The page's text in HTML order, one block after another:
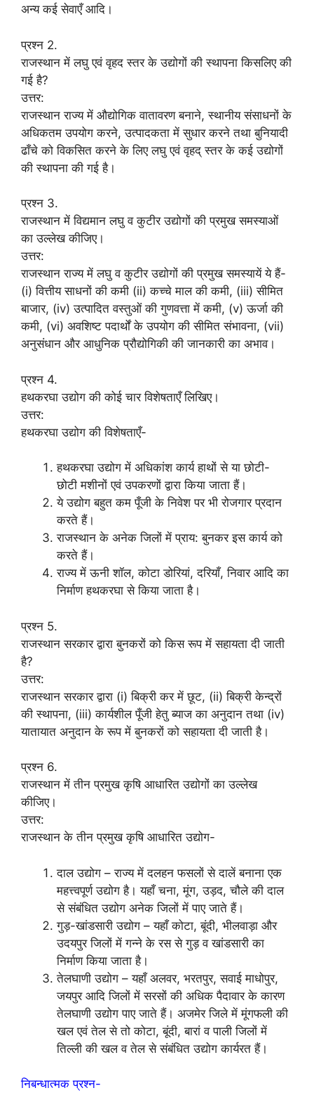
अन्य कई सेवाएँ आदि।
प्रश्न 2.
राजस्थान में लघु एवं वृहद स्तर के उद्योगों की स्थापना किसलिए की
गई है?
उत्तर:
राजस्थान राज्य में औद्योगिक वातावरण बनाने, स्थानीय संसाधनों के
अधिकतम उपयोग करने, उत्पादकता में सुधार करने तथा बुनियादी
ढाँचे को विकसित करने के लिए लघु एवं वृहद् स्तर के कई उद्योगों
की स्थापना की गई है।
प्रश्न 3.
राजस्थान में विद्यमान लघु व कुटीर उद्योगों की प्रमुख समस्याओं
का उल्लेख कीजिए।
उत्तर:
राजस्थान राज्य में लघु व कुटीर उद्योगों की प्रमुख समस्यायें ये हैं-
(i) वित्तीय साधनों की कमी (ii) कच्चे माल की कमी, (iii) सीमित
बाजार, (iv) उत्पादित वस्तुओं की गुणवत्ता में कमी, (v) ऊर्जा की
कमी, (vi) अवशिष्ट पदार्थों के उपयोग की सीमित संभावना, (vii)
अनुसंधान और आधुनिक प्रौद्योगिकी की जानकारी का अभाव।
प्रश्न 4.
हथकरघा उद्योग की कोई चार विशेषताएँ लिखिए।
उत्तर:
हथकरघा उद्योग की विशेषताएँ-
हथकरघा उद्योग में अधिकांश कार्य हाथों से या छोटी-
छोटी मशीनों एवं उपकरणों द्वारा किया जाता हैं।
ये उद्योग बहुत कम पूँजी के निवेश पर भी रोजगार प्रदान
करते हैं।
राजस्थान के अनेक जिलों में प्राय: बुनकर इस कार्य को
करते हैं।
राज्य में ऊनी शॉल, कोटा डोरियां, दरियाँ, निवार आदि का
निर्माण हथकरघा से किया जाता है।
प्रश्न 5.
राजस्थान सरकार द्वारा बुनकरों को किस रूप में सहायता दी जाती
है?
उत्तर:
राजस्थान सरकार द्वारा (i) बिक्री कर में छूट, (ii) बिक्री केन्द्रों
की स्थापना, (iii) कार्यशील पूँजी हेतु ब्याज का अनुदान तथा (iv)
यातायात अनुदान के रूप में बुनकरों को सहायता दी जाती है।
प्रश्न 6.
राजस्थान में तीन प्रमुख कृषि आधारित उद्योगों का उल्लेख
कीजिए।
उत्तर:
राजस्थान के तीन प्रमुख कृषि आधारित उद्योग-
दाल उद्योग – राज्य में दलहन फसलों से दालें बनाना एक
महत्त्वपूर्ण उद्योग है। यहाँ चना, मूंग, उड़द, चौले की दाल
से संबंधित उद्योग अनेक जिलों में पाए जाते हैं।
गुड़-खांडसारी उद्योग – यहाँ कोटा, बूंदी, भीलवाड़ा और
उदयपुर जिलों में गन्ने के रस से गुड़ व खांडसारी का
निर्माण किया जाता है।
तेलघाणी उद्योग – यहाँ अलवर, भरतपुर, सवाई माधोपुर,
जयपुर आदि जिलों में सरसों की अधिक पैदावार के कारण
तेलघाणी उद्योग पाए जाते हैं। अजमेर जिले में मूंगफली की
खल एवं तेल से तो कोटा, बूंदी, बारां व पाली जिलों में
तिल्ली की खल व तेल से संबंधित उद्योग कार्यरत हैं।
निबन्धात्मक प्रश्न-